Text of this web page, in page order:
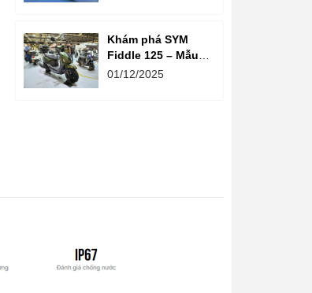
Khám phá SYM
Fiddle 125 – Mẫu
tay ga tân cổ điển
01/12/2025